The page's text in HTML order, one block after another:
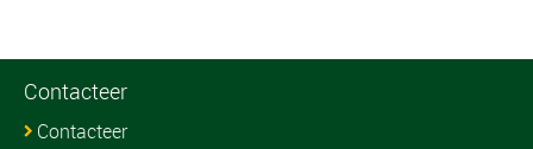
Contacteer
Contacteer